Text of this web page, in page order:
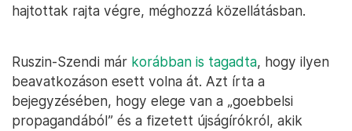
hajtottak rajta végre, méghozzá közellátásban.
Ruszin-Szendi már korábban is tagadta, hogy ilyen
beavatkozáson esett volna át. Azt írta a
bejegyzésében, hogy elege van a „goebbelsi
propagandából” és a fizetett újságírókról, akik